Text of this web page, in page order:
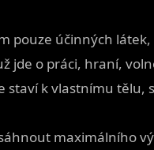
pouze účinných
jde o práci, hraní,
staví k vlastnímu tělu,
maximálního